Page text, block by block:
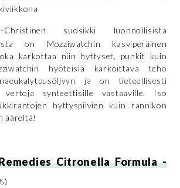
Christinen suosikki luonnollisista
on Mozziwatchin kasviperäinen
karkottaa niin hyttyset, punkit kuin
hyöteisiä karkoittava teho
ja on tieteellisesti
synteettisille vastaaville. Iso
hyttyspilvien kuin rannikon
ääreltä!
Citronella Formula -